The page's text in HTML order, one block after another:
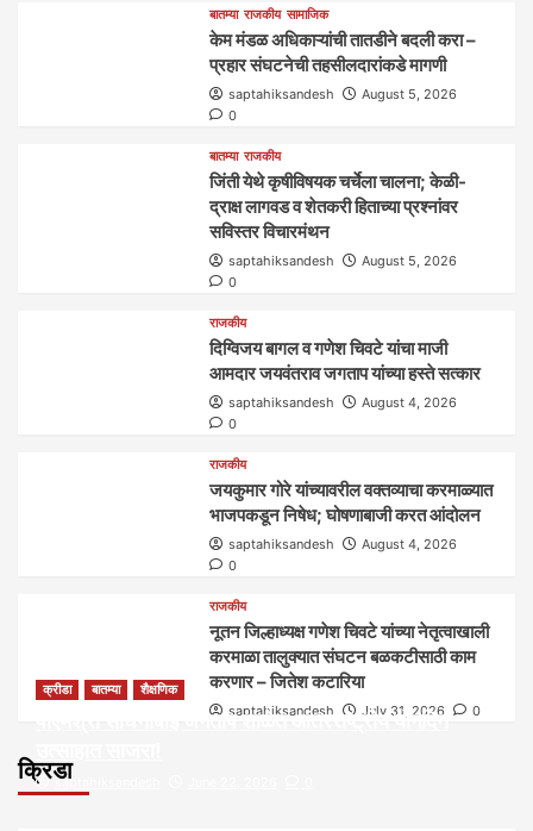
बातम्या राजकीय सामाजिक
केम मंडळ अधिकाऱ्यांची तातडीने बदली करा –
प्रहार संघटनेची तहसीलदारांकडे मागणी
saptahiksandesh
August 5, 2026
0
बातम्या राजकीय
जिंती येथे कृषीविषयक चर्चेला चालना; केळी-
द्राक्ष लागवड व शेतकरी हिताच्या प्रश्नांवर
सविस्तर विचारमंथन
saptahiksandesh
August 5, 2026
0
राजकीय
दिग्विजय बागल व गणेश चिवटे यांचा माजी
आमदार जयवंतराव जगताप यांच्या हस्ते सत्कार
saptahiksandesh
August 4, 2026
0
राजकीय
जयकुमार गोरे यांच्यावरील वक्तव्याचा करमाळ्यात
भाजपकडून निषेध; घोषणाबाजी करत आंदोलन
saptahiksandesh
August 4, 2026
0
राजकीय
नूतन जिल्हाध्यक्ष गणेश चिवटे यांच्या नेतृत्वाखाली
करमाळा तालुक्यात संघटन बळकटीसाठी काम
करणार – जितेश कटारिया
saptahiksandesh July 31, 2026 0
क्रिडा
क्रीडा बातम्या शैक्षणिक
पीएमश्री साधनाबाई जगताप शाळेत आंतरराष्ट्रीय योगदिन
saptahiksandesh